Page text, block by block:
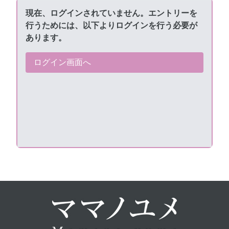
連絡事項や備考がありましたら、ご自由にご記入くだ
さい。
現在、ログインされていません。エントリーを
行うためには、以下よりログインを行う必要が
あります。
ログイン画面へ